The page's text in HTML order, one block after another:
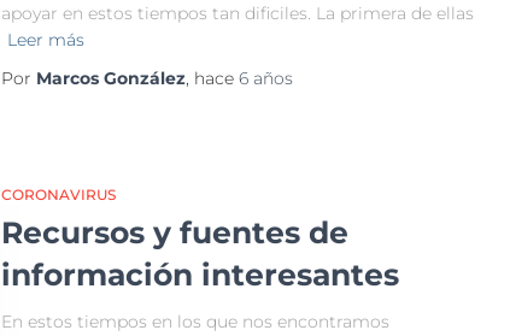
apoyar en estos tiempos tan dificiles. La primera de ellas
Leer más
Por Marcos González, hace 6 años
CORONAVIRUS
Recursos y fuentes de
información interesantes
En estos tiempos en los que nos encontramos